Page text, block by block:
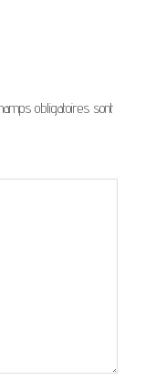
obligatoires sont